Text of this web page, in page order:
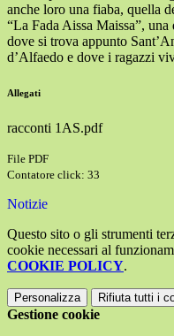
anche loro una fiaba, quella
“La Fada Aissa Maissa”,
dove si trova appunto
d’Alfaedo e dove i ragazzi
Allegati
racconti 1AS.pdf
File PDF
Contatore click: 33
Notizie
Questo sito o gli strumenti
cookie necessari al
COOKIE POLICY.
Personalizza Rifiuta tutti i
Gestione cookie